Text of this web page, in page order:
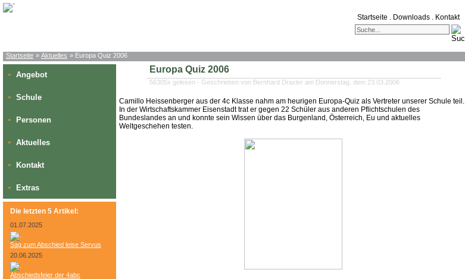
Startseite . Downloads . Kontakt
Startseite » Aktuelles » Europa Quiz 2006
» Angebot
» Schule
» Personen
» Aktuelles
» Kontakt
» Extras
Die letzten 5 Artikel:
01.07.2025
Sag zum Abschied leise Servus
20.06.2025
Abschiedsfeier der 4abc
Europa Quiz 2006
56305x gelesen - Geschrieben von Bernhard Draxler am Donnerstag, dem 23.03.2006
Camillo Heissenberger aus der 4c Klasse nahm am heurigen Europa-Quiz als Vertreter unserer Schule teil.
In der Wirtschaftskammer Eisenstadt trat er gegen 22 Schüler aus anderen Pflichtschulen des
Bundeslandes an und konnte sein Wissen über das Burgenland, Österreich, Eu und aktuelles
Weltgeschehen testen.